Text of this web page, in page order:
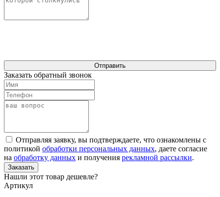
Отправить
Заказать обратный звонок
Отправляя заявку, вы подтверждаете, что ознакомлены с
политикой обработки персональных данных, даете согласие
на обработку данных и получения рекламной рассылки.
Заказать
Нашли этот товар дешевле?
Артикул